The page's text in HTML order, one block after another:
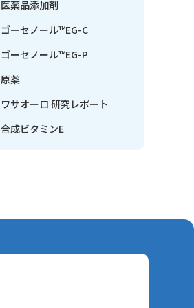
医薬品添加剤
ゴーセノール™EG-C
ゴーセノール™EG-P
原薬
ワサオーロ 研究レポート
合成ビタミンE